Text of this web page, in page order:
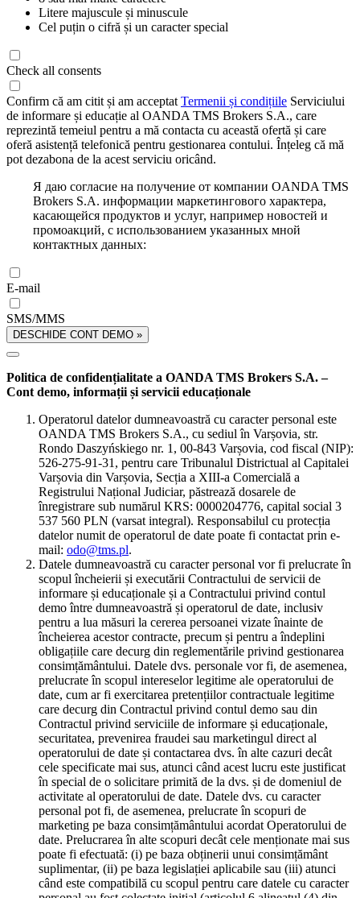
Litere majuscule și minuscule
Cel puțin o cifră și un caracter special
Check all consents
Confirm că am citit și am acceptat Termenii și condițiile Serviciului
de informare și educație al OANDA TMS Brokers S.A., care
reprezintă temeiul pentru a mă contacta cu această ofertă și care
oferă asistență telefonică pentru gestionarea contului. Înțeleg că mă
pot dezabona de la acest serviciu oricând.
Я даю согласие на получение от компании OANDA TMS
Brokers S.A. информации маркетингового характера,
касающейся продуктов и услуг, например новостей и
промоакций, с использованием указанных мной
контактных данных:
E-mail
SMS/MMS
DESCHIDE CONT DEMO »
Politica de confidențialitate a OANDA TMS Brokers S.A. –
Cont demo, informații și servicii educaționale
Operatorul datelor dumneavoastră cu caracter personal este
OANDA TMS Brokers S.A., cu sediul în Varșovia, str.
Rondo Daszyńskiego nr. 1, 00-843 Varșovia, cod fiscal (NIP):
526-275-91-31, pentru care Tribunalul Districtual al Capitalei
Varșovia din Varșovia, Secția a XIII-a Comercială a
Registrului Național Judiciar, păstrează dosarele de
înregistrare sub numărul KRS: 0000204776, capital social 3
537 560 PLN (varsat integral). Responsabilul cu protecția
datelor numit de operatorul de date poate fi contactat prin e-
mail: odo@tms.pl.
Datele dumneavoastră cu caracter personal vor fi prelucrate în
scopul încheierii și executării Contractului de servicii de
informare și educaționale și a Contractului privind contul
demo între dumneavoastră și operatorul de date, inclusiv
pentru a lua măsuri la cererea persoanei vizate înainte de
încheierea acestor contracte, precum și pentru a îndeplini
obligațiile care decurg din reglementările privind gestionarea
consimțământului. Datele dvs. personale vor fi, de asemenea,
prelucrate în scopul intereselor legitime ale operatorului de
date, cum ar fi exercitarea pretențiilor contractuale legitime
care decurg din Contractul privind contul demo sau din
Contractul privind serviciile de informare și educaționale,
securitatea, prevenirea fraudei sau marketingul direct al
operatorului de date și contactarea dvs. în alte cazuri decât
cele specificate mai sus, atunci când acest lucru este justificat
în special de o solicitare primită de la dvs. și de domeniul de
activitate al operatorului de date. Datele dvs. cu caracter
personal pot fi, de asemenea, prelucrate în scopuri de
marketing pe baza consimțământului acordat Operatorului de
date. Prelucrarea în alte scopuri decât cele menționate mai sus
poate fi efectuată: (i) pe baza obținerii unui consimțământ
suplimentar, (ii) pe baza legislației aplicabile sau (iii) atunci
când este compatibilă cu scopul pentru care datele cu caracter